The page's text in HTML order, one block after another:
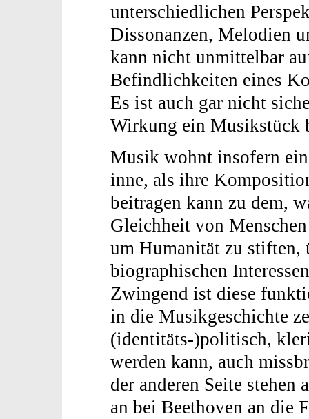
unterschiedlichen
Dissonanzen, Melodien
kann nicht unmittelbar
Befindlichkeiten eines
Es ist auch gar nicht
Wirkung ein Musikstück
Musik wohnt insofern
inne, als ihre
beitragen kann zu dem,
Gleichheit von
um Humanität zu stiften,
biographischen
Zwingend ist diese
in die Musikgeschichte
(identitäts-)politisch,
werden kann, auch
der anderen Seite
an bei Beethoven an die